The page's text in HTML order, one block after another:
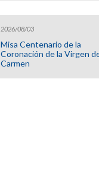
2026/08/03
Misa Centenario de la
Coronación de la Virgen
Carmen